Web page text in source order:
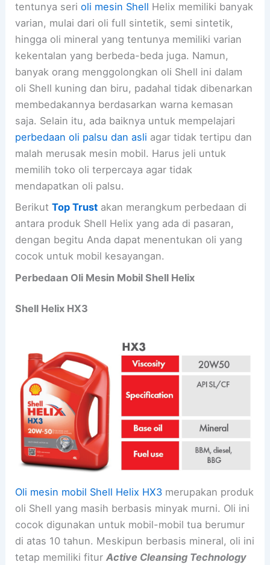
tentunya serioli mesin Shell Helix memiliki banyak
varian, mulai dari oli full sintetik, semi sintetik,
hingga oli mineral yang tentunya memiliki varian
kekentalan yang berbeda-beda juga. Namun,
banyak orang menggolongkan oli Shell ini dalam
oli Shell kuning dan biru, padahal tidak dibenarkan
membedakannya berdasarkan warna kemasan
saja. Selain itu, ada baiknya untuk mempelajari
perbedaan oli palsu dan asli agar tidak tertipu dan
malah merusak mesin mobil. Harus jeli untuk
memilih toko oli terpercaya agar tidak
mendapatkan oli palsu.
BerikutTop Trust akan merangkum perbedaan di
antara produk Shell Helix yang ada di pasaran,
dengan begitu Anda dapat menentukan oli yang
cocok untuk mobil kesayangan.
Perbedaan Oli Mesin Mobil Shell Helix
Shell Helix HX3
Oli mesin mobil Shell Helix HX3 merupakan produk
oli Shell yang masih berbasis minyak murni. Oli ini
cocok digunakan untuk mobil-mobil tua berumur
di atas 10 tahun. Meskipun berbasis mineral, oli ini
tetap memiliki fiturActive Cleansing Technology